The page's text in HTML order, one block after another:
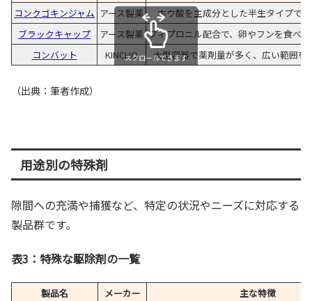
コンクゴキンジャム アース製薬
ホウ酸を主成分とした半生タイプで
ブラックキャップ
アース製薬 フィプロニル配合で、卵やフンを食べ
コンバット
KINCHO 大型容器で薬剤量が多く、広い範囲を
スクロールできます
（出典：筆者作成）
用途別の特殊剤
隙間への充満や捕獲など、特定の状況やニーズに対応する
製品群です。
表3：特殊な駆除剤の一覧
製品名 メーカー
主な特徴